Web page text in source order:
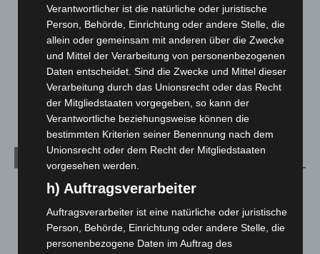
Leserbriefe
Menschen
Über uns
Veranstaltungen
1.887
August 2026(9)
Juli 2026(73)
Juni 2026(139)
Verantwortlicher ist die natürliche oder juristische
Person, Behörde, Einrichtung oder andere Stelle, die
allein oder gemeinsam mit anderen über die Zwecke
und Mittel der Verarbeitung von personenbezogenen
Daten entscheidet. Sind die Zwecke und Mittel dieser
Verarbeitung durch das Unionsrecht oder das Recht
der Mitgliedstaaten vorgegeben, so kann der
Verantwortliche beziehungsweise können die
bestimmten Kriterien seiner Benennung nach dem
Unionsrecht oder dem Recht der Mitgliedstaaten
vorgesehen werden.
h) Auftragsverarbeiter
Auftragsverarbeiter ist eine natürliche oder juristische
Person, Behörde, Einrichtung oder andere Stelle, die
personenbezogene Daten im Auftrag des